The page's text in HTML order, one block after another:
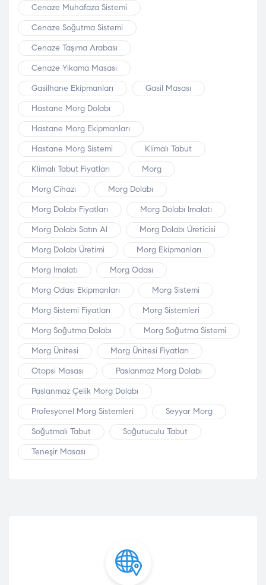
Cenaze Muhafaza Sistemi
Cenaze Soğutma Sistemi
Cenaze Taşıma Arabası
Cenaze Yıkama Masası
Gasilhane Ekipmanları
Gasil Masası
Hastane Morg Dolabı
Hastane Morg Ekipmanları
Hastane Morg Sistemi
Klimalı Tabut
Klimalı Tabut Fiyatları
Morg
Morg Cihazı
Morg Dolabı
Morg Dolabı Fiyatları
Morg Dolabı Imalatı
Morg Dolabı Satın Al
Morg Dolabı Üreticisi
Morg Dolabı Üretimi
Morg Ekipmanları
Morg Imalatı
Morg Odası
Morg Odası Ekipmanları
Morg Sistemi
Morg Sistemi Fiyatları
Morg Sistemleri
Morg Soğutma Dolabı
Morg Soğutma Sistemi
Morg Ünitesi
Morg Ünitesi Fiyatları
Otopsi Masası
Paslanmaz Morg Dolabı
Paslanmaz Çelik Morg Dolabı
Profesyonel Morg Sistemleri
Seyyar Morg
Soğutmalı Tabut
Soğutuculu Tabut
Teneşir Masası